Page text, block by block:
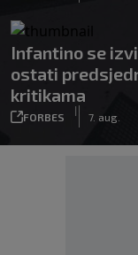
Infantino se
ostati
kritikama
FORBES
|
7. aug.